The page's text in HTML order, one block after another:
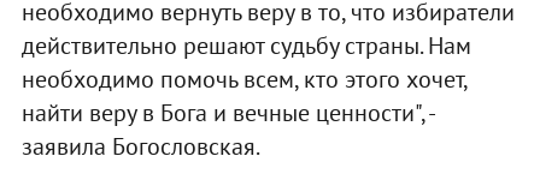
необходимо вернуть веру в то, что избиратели
действительно решают судьбу страны. Нам
необходимо помочь всем, кто этого хочет,
найти веру в Бога и вечные ценности", -
заявила Богословская.